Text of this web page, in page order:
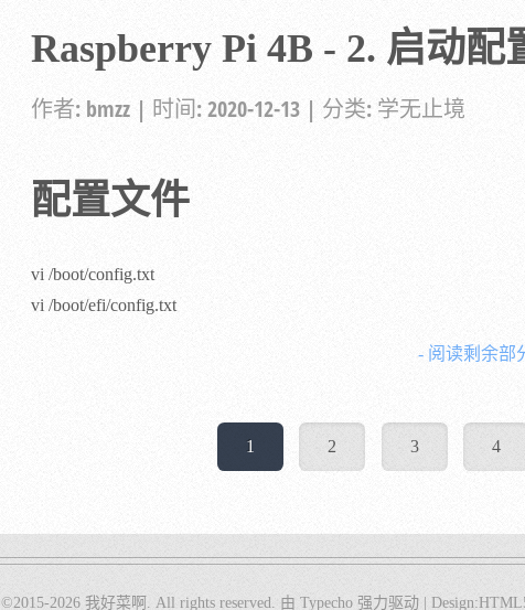
Raspberry Pi 4B - 2. 启动配
作者: bmzz | 时间:2020-12-13 | 分类: 学无止境
配置文件
vi /boot/config.txt
vi /boot/efi/config.txt
- 阅读剩余部
1 2 3 4
©2015-2026 我好菜啊 . All rights reserved. 由 Typecho 强力驱动 | Design: